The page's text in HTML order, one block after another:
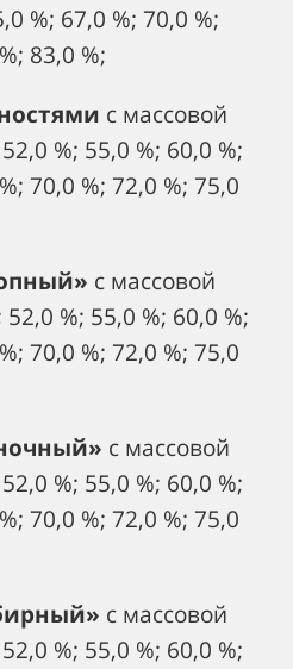
%; 67,0 %; 70,0 %;
83,0 %;
с массовой
%; 55,0 %; 60,0 %;
70,0 %; 72,0 %; 75,0
с массовой
%; 55,0 %; 60,0 %;
70,0 %; 72,0 %; 75,0
с массовой
%; 55,0 %; 60,0 %;
70,0 %; 72,0 %; 75,0
с массовой
%; 55,0 %; 60,0 %;